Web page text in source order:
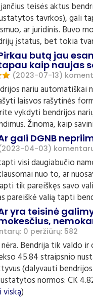
teisės aktus
tavrkos), gali
ar juridinis. Buvo
įstatus, bet tokia
butą jau
kaip naujas
(2023-07-13)
nariu
laisvos rašytinės
vykdyti bendrijos
Žinoma, kaip
gali DGNB
04-03)
visi daugiabučio
nuo to, ar
tik pareiškęs savo
pareiškė valią tapti
yra teisinė
0 peržiūrų: 582
Bendrija tik valdo
45.84 straipsnio
(dalyvauti
normos: CK
)